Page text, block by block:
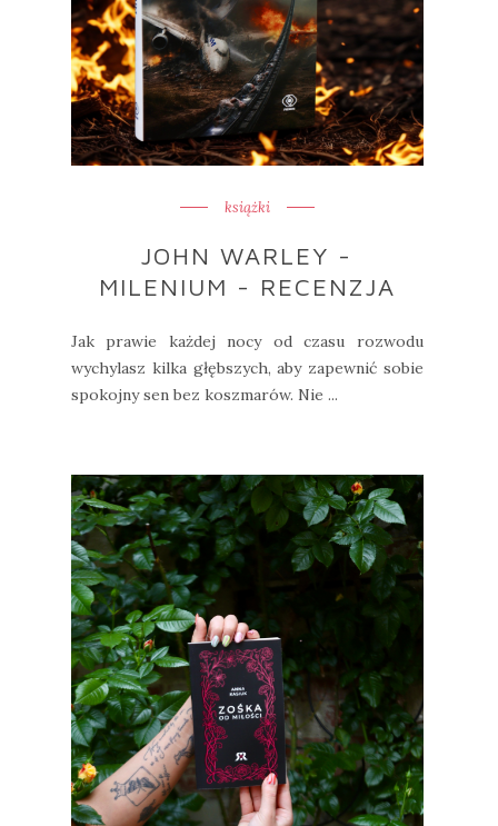
książki
JOHN WARLEY -
MILENIUM - RECENZJA
Jak prawie każdej nocy od czasu rozwodu
wychylasz kilka głębszych, aby zapewnić sobie
spokojny sen bez koszmarów. Nie ...